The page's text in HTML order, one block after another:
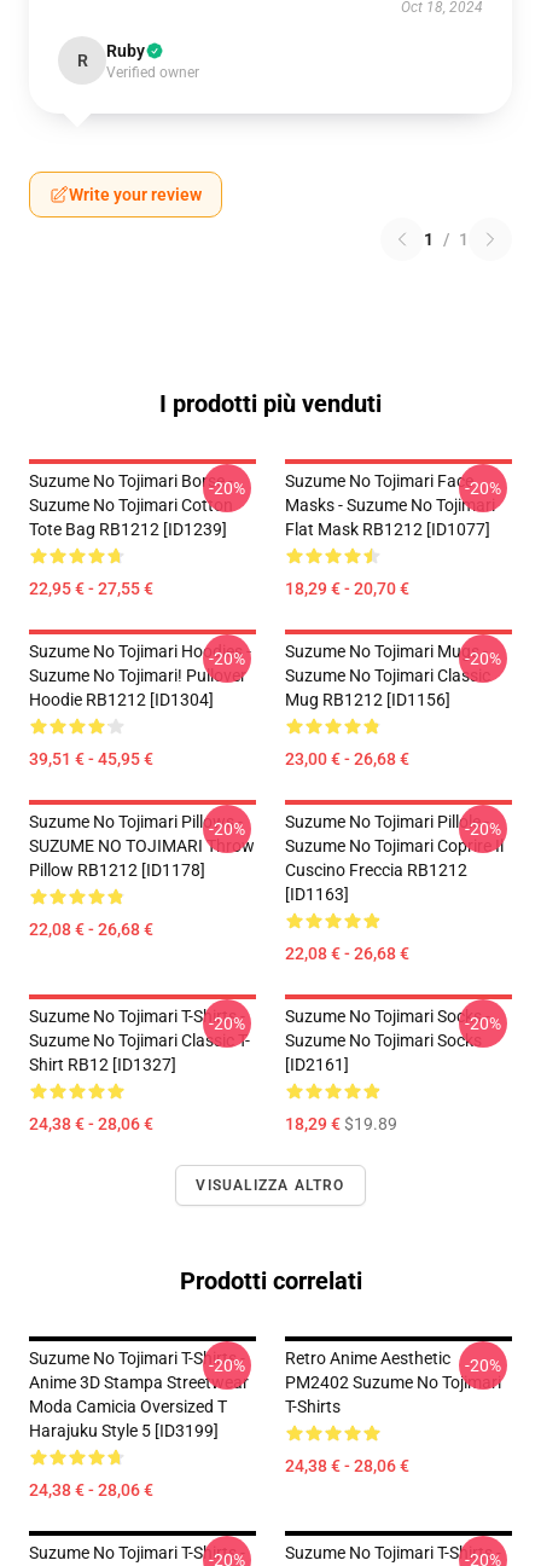
Oct 18, 2024
R Ruby
Verified owner
Write your review
1 / 1
I prodotti più venduti
Suzume No Tojimari Borse -
Suzume No Tojimari Cotton
Tote Bag RB1212 [ID1239]
22,95 € - 27,55 €
-20%
Suzume No Tojimari Face
Masks - Suzume No Tojimari
Flat Mask RB1212 [ID1077]
18,29 € - 20,70 €
-20%
Suzume No Tojimari Hoodies -
Suzume No Tojimari! Pullover
Hoodie RB1212 [ID1304]
39,51 € - 45,95 €
-20%
Suzume No Tojimari Mugs -
Suzume No Tojimari Classic
Mug RB1212 [ID1156]
23,00 € - 26,68 €
-20%
Suzume No Tojimari Pillows -
SUZUME NO TOJIMARI Throw
Pillow RB1212 [ID1178]
22,08 € - 26,68 €
-20%
Suzume No Tojimari Pillole -
Suzume No Tojimari Coprire Il
Cuscino Freccia RB1212
[ID1163]
22,08 € - 26,68 €
-20%
Suzume No Tojimari T-Shirts -
Suzume No Tojimari Classic T-
Shirt RB12 [ID1327]
24,38 € - 28,06 €
-20%
Suzume No Tojimari Socks -
Suzume No Tojimari Socks
[ID2161]
18,29 €$19.89
-20%
VISUALIZZA ALTRO
Prodotti correlati
Suzume No Tojimari T-Shirts -
Anime 3D Stampa Streetwear
Moda Camicia Oversized T
Harajuku Style 5 [ID3199]
24,38 € - 28,06 €
-20%
Retro Anime Aesthetic
PM2402 Suzume No Tojimari
T-Shirts
24,38 € - 28,06 €
-20%
Suzume No Tojimari T-Shirts -
-20%
Suzume No Tojimari T-Shirts -
-20%